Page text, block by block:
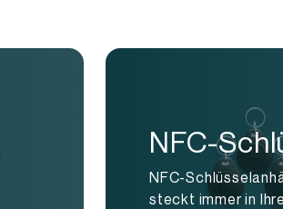
NFC-
NFC-
steckt immer in